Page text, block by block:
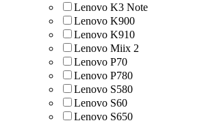
Lenovo K3 Note
Lenovo K900
Lenovo K910
Lenovo Miix 2
Lenovo P70
Lenovo P780
Lenovo S580
Lenovo S60
Lenovo S650